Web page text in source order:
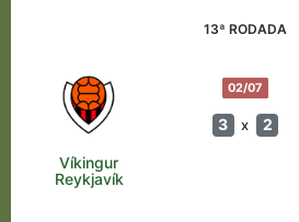
13ª RODADA
02/07
3 x 2
Víkingur
Reykjavík